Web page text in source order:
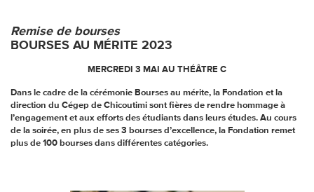
Remise de bourses
BOURSES AU MÉRITE 2023
MERCREDI 3 MAI AU THÉÂTRE C
Dans le cadre de la cérémonie Bourses au mérite, la Fondation et la
direction du Cégep de Chicoutimi sont fières de rendre hommage à
l’engagement et aux efforts des étudiants dans leurs études. Au cours
de la soirée, en plus de ses 3 bourses d’excellence, la Fondation remet
plus de 100 bourses dans différentes catégories.